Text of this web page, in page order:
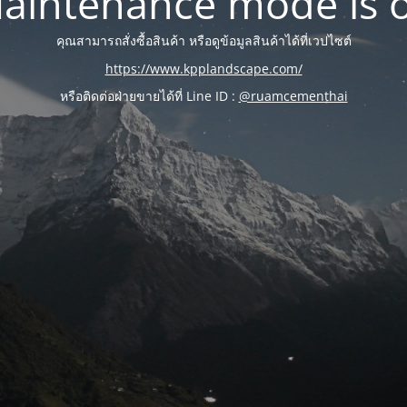
คุณสามารถสั่งซื้อสินค้า หรือดูข้อมูลสินค้าได้ที่เวปไซต์
https://www.kpplandscape.com/
หรือติดต่อฝ่ายขายได้ที่ Line ID : @ruamcementhai